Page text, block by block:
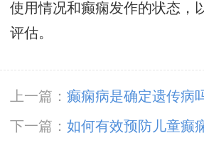
使用情况和癫痫发作的状态，
评估。
上一篇： 癫痫病是确定遗传病
风怎么治疗？
下一篇： 如何有效预防儿童癫